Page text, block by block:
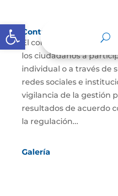
Abrir barra de herramientas
Control social
El control social es el
los ciudadanos a
individual o a través de
redes sociales e
vigilancia de la gestión
resultados de acuerdo
la regulación...
Galería